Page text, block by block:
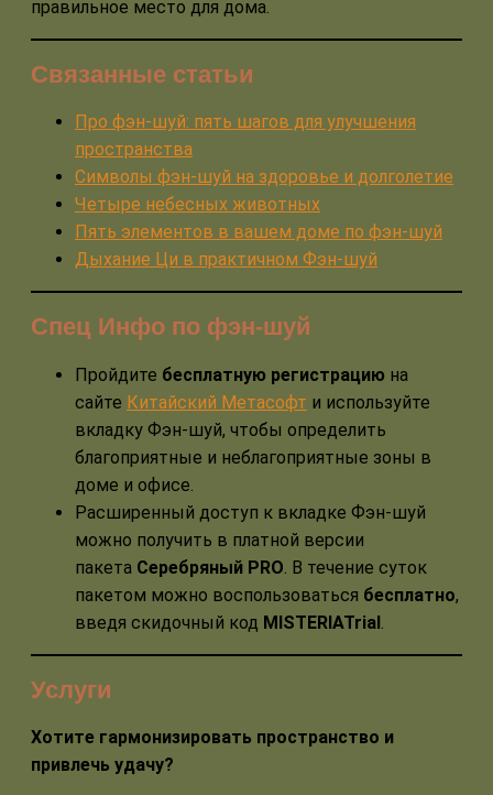
правильное место для дома.
Связанные статьи
Про фэн-шуй: пять шагов для улучшения
пространства
Символы фэн-шуй на здоровье и долголетие
Четыре небесных животных
Пять элементов в вашем доме по фэн-шуй
Дыхание Ци в практичном Фэн-шуй
Спец Инфо по фэн-шуй
Пройдите бесплатную регистрацию на
сайте Китайский Метасофт и используйте
вкладку Фэн-шуй, чтобы определить
благоприятные и неблагоприятные зоны в
доме и офисе.
Расширенный доступ к вкладке Фэн-шуй
можно получить в платной версии
пакета Серебряный PRO . В течение суток
пакетом можно воспользоваться бесплатно,
введя скидочный код MISTERIATrial
Услуги
Хотите гармонизировать пространство и
привлечь удачу?